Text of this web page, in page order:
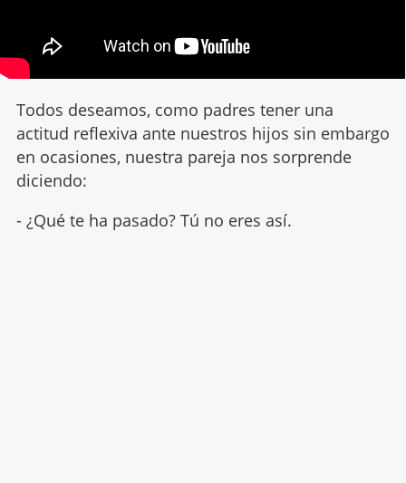
Todos deseamos, como padres tener una
actitud reflexiva ante nuestros hijos sin embargo
en ocasiones, nuestra pareja nos sorprende
diciendo:
- ¿Qué te ha pasado? Tú no eres así.